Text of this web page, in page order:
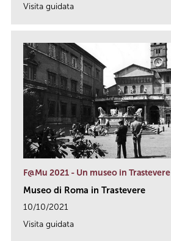
Visita guidata
F@Mu 2021 - Un museo in Trastevere
Museo di Roma in Trastevere
10/10/2021
Visita guidata